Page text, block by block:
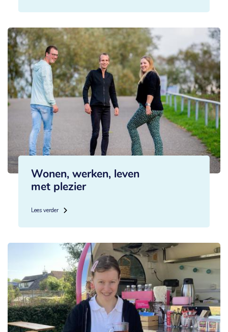
Wonen, werken, leven
met plezier
Lees verder